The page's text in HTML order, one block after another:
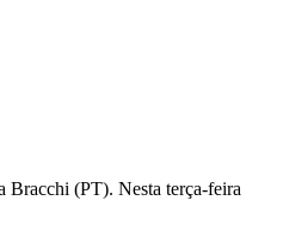
Bracchi (PT). Nesta terça-feira